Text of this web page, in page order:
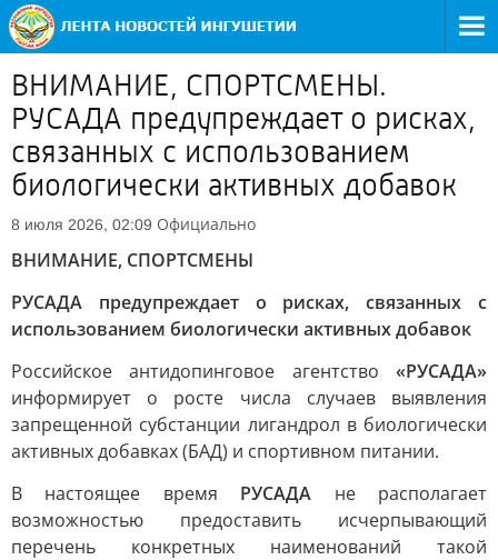
ВНИМАНИЕ, СПОРТСМЕНЫ.
РУСАДА предупреждает о рисках,
связанных с использованием
биологически активных добавок
8 июля 2026, 02:09 Официально
ВНИМАНИЕ, СПОРТСМЕНЫ
РУСАДА предупреждает о рисках, связанных с
использованием биологически активных добавок
Российское антидопинговое агентство «РУСАДА»
информирует о росте числа случаев выявления
запрещенной субстанции лигандрол в биологически
активных добавках (БАД) и спортивном питании.
В настоящее время РУСАДА не располагает
возможностью предоставить исчерпывающий
перечень конкретных наименований такой